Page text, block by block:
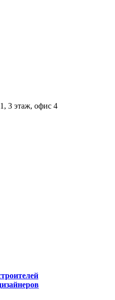
3 этаж, офис 4